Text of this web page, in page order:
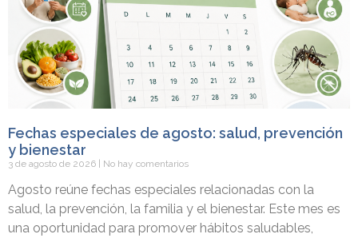
Fechas especiales de agosto: salud, prevención
y bienestar
3 de agosto de 2026 No hay comentarios
Agosto reúne fechas especiales relacionadas con la
salud, la prevención, la familia y el bienestar. Este mes es
una oportunidad para promover hábitos saludables,